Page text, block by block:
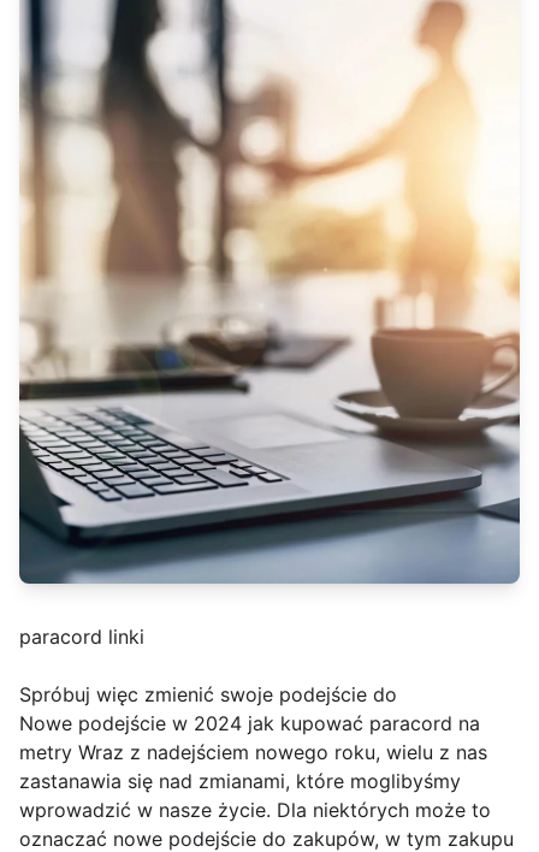
paracord linki
Spróbuj więc zmienić swoje podejście do
Nowe podejście w 2024 jak kupować paracord na
metry Wraz z nadejściem nowego roku, wielu z nas
zastanawia się nad zmianami, które moglibyśmy
wprowadzić w nasze życie. Dla niektórych może to
oznaczać nowe podejście do zakupów, w tym zakupu